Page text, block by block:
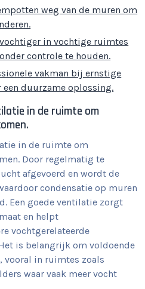
weg van de muren om
in vochtige ruimtes
controle te houden.
vakman bij ernstige
duurzame oplossing.
in de ruimte om
in de ruimte om
Door regelmatig te
afgevoerd en wordt de
condensatie op muren
Een goede ventilatie zorgt
en helpt
vochtgerelateerde
is belangrijk om voldoende
vooral in ruimtes zoals
waar vaak meer vocht